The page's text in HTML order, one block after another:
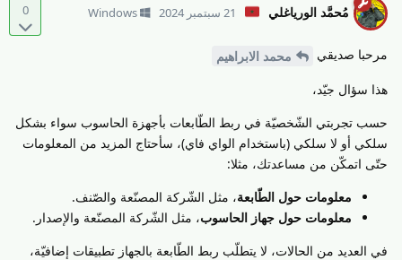
0 مُحمَّد الورياغلي 21 سبتمبر 2024 Windows
مرحبا صديقي
محمد الابراهيم
هذا سؤال جيّد،
حسب تجربتي الشّخصيّة في ربط الطّابعات بأجهزة الحاسوب سواء بشكل
سلكي أو لا سلكي (باستخدام الواي فاي)، سأحتاج المزيد من المعلومات
حتّى اتمكّن من مساعدتك، مثلا:
معلومات حول الطّابعة، مثل الشّركة المصنّعة والصّنف.
معلومات حول جهاز الحاسوب، مثل الشّركة المصنّعة والإصدار.
في العديد من الحالات، لا يتطلّب ربط الطّابعة بالجهاز تطبيقات إضافيّة،